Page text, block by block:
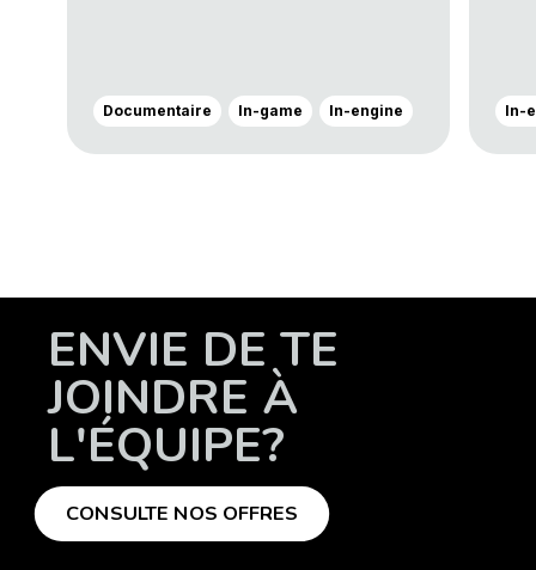
Documentaire In-game In-engine In-
ENVIE DE TE
JOINDRE À
L'ÉQUIPE?
CONSULTE NOS OFFRES